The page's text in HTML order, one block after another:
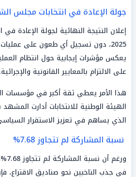
جولة الإعادة في انتخابات مجلس
إعلان النتيجة النهائية لجولة الإعادة
2025، دون تسجيل أي طعون على عمليات
يعكس مؤشرات إيجابية حول انتظام
على الالتزام بالمعايير القانونية والإجرائية.
هذا الأمر يعطي ثقة أكبر في مؤسسات
الهيئة الوطنية للانتخابات أدارت المشهد
الذي يساهم في تعزيز الاستقرار
نسبة المشاركة لم تتجاوز 7.68%
في جذب الناخبين نحو صناديق الاقتراع،